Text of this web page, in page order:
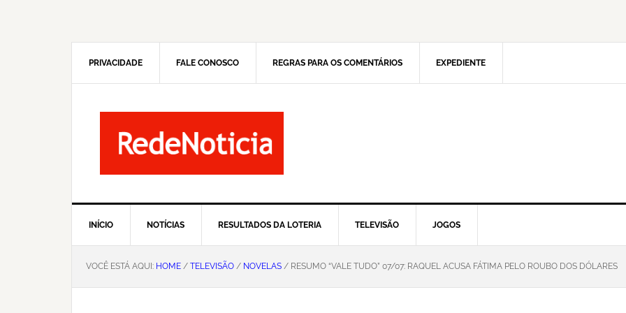
PRIVACIDADE FALE CONOSCO REGRAS PARA OS COMENTÁRIOS EXPEDIENTE
INÍCIO NOTÍCIAS RESULTADOS DA LOTERIA TELEVISÃO JOGOS
VOCÊ ESTÁ AQUI: HOME / TELEVISÃO / NOVELAS / RESUMO “VALE TUDO” 07/07: RAQUEL ACUSA FÁTIMA PELO ROUBO DOS DÓLARES